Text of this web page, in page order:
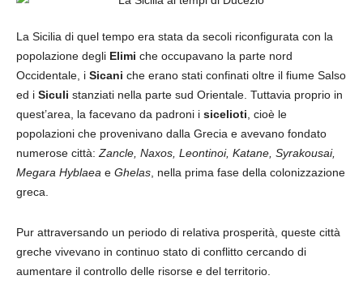
La Sicilia di quel tempo era stata da secoli riconfigurata con la
popolazione degli Elimi che occupavano la parte nord
Occidentale, i Sicani che erano stati confinati oltre il fiume Salso
ed i Siculi stanziati nella parte sud Orientale. Tuttavia proprio in
quest’area, la facevano da padroni i sicelioti , cioè le
popolazioni che provenivano dalla Grecia e avevano fondato
numerose città: Zancle, Naxos, Leontinoi, Katane, Syrakousai,
Megara Hyblaea e Ghelas , nella prima fase della colonizzazione
greca.
Pur attraversando un periodo di relativa prosperità, queste città
greche vivevano in continuo stato di conflitto cercando di
aumentare il controllo delle risorse e del territorio.